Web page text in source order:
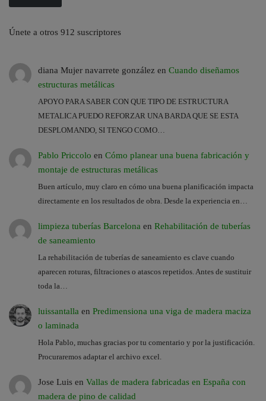
Únete a otros 912 suscriptores
diana Mujer navarrete gonzález en Cuando diseñamos
estructuras metálicas
APOYO PARA SABER CON QUE TIPO DE ESTRUCTURA
METALICA PUEDO REFORZAR UNA BARDA QUE SE ESTA
DESPLOMANDO, SI TENGO COMO…
Pablo Priccolo en Cómo planear una buena fabricación y
montaje de estructuras metálicas
Buen artículo, muy claro en cómo una buena planificación impacta
directamente en los resultados de obra. Desde la experiencia en…
limpieza tuberías Barcelona en Rehabilitación de tuberías
de saneamiento
La rehabilitación de tuberías de saneamiento es clave cuando
aparecen roturas, filtraciones o atascos repetidos. Antes de sustituir
toda la…
luissantalla en Predimensiona una viga de madera maciza
o laminada
Hola Pablo, muchas gracias por tu comentario y por la justificación.
Procuraremos adaptar el archivo excel.
Jose Luis en Vallas de madera fabricadas en España con
madera de pino de calidad